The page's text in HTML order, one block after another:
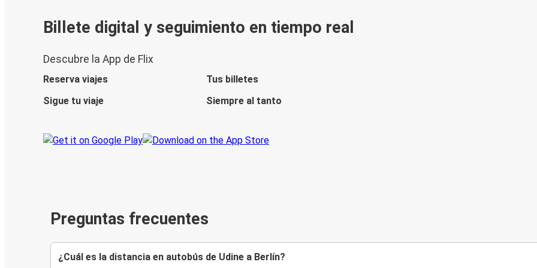
Billete digital y seguimiento en tiempo real
Descubre la App de Flix
Reserva viajes
Tus billetes
Sigue tu viaje
Siempre al tanto
Preguntas frecuentes
¿Cuál es la distancia en autobús de Udine a Berlín?